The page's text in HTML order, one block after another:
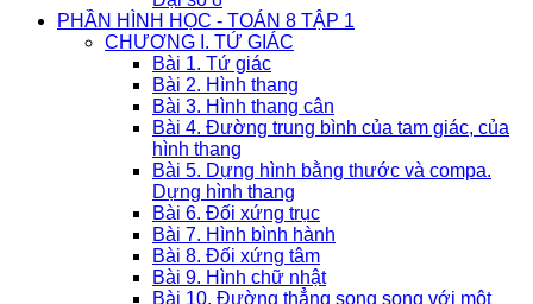
PHẦN HÌNH HỌC - TOÁN 8 TẬP 1
CHƯƠNG I. TỨ GIÁC
Bài 1. Tứ giác
Bài 2. Hình thang
Bài 3. Hình thang cân
Bài 4. Đường trung bình của tam giác, của
hình thang
Bài 5. Dựng hình bằng thước và compa.
Dựng hình thang
Bài 6. Đối xứng trục
Bài 7. Hình bình hành
Bài 8. Đối xứng tâm
Bài 9. Hình chữ nhật
Bài 10. Đường thẳng song song với một